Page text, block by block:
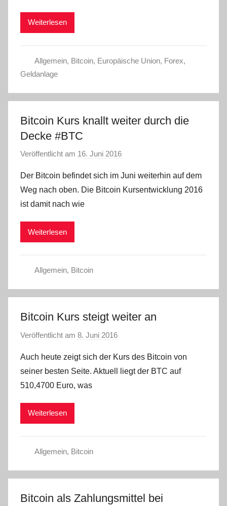
Weiterlesen
Allgemein, Bitcoin, Europäische Union, Forex,
Geldanlage
Bitcoin Kurs knallt weiter durch die
Decke #BTC
Veröffentlicht am 16. Juni 2016
n
C
Der Bitcoin befindet sich im Juni weiterhin auf dem
Weg nach oben. Die Bitcoin Kursentwicklung 2016
ist damit nach wie
Weiterlesen
Allgemein, Bitcoin
Bitcoin Kurs steigt weiter an
Veröffentlicht am 8. Juni 2016
n
C
Auch heute zeigt sich der Kurs des Bitcoin von
seiner besten Seite. Aktuell liegt der BTC auf
510,4700 Euro, was
Weiterlesen
Allgemein, Bitcoin
Bitcoin als Zahlungsmittel bei